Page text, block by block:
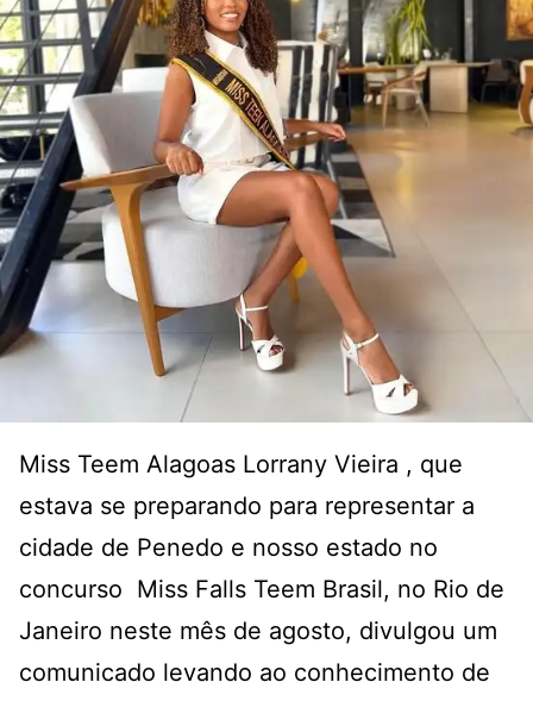
Miss Teem Alagoas Lorrany Vieira , que
estava se preparando para representar a
cidade de Penedo e nosso estado no
concurso Miss Falls Teem Brasil, no Rio de
Janeiro neste mês de agosto, divulgou um
comunicado levando ao conhecimento de